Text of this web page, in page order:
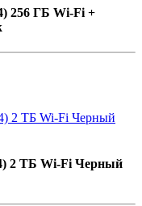
256 ГБ Wi-Fi +
2 ТБ Wi-Fi Черный